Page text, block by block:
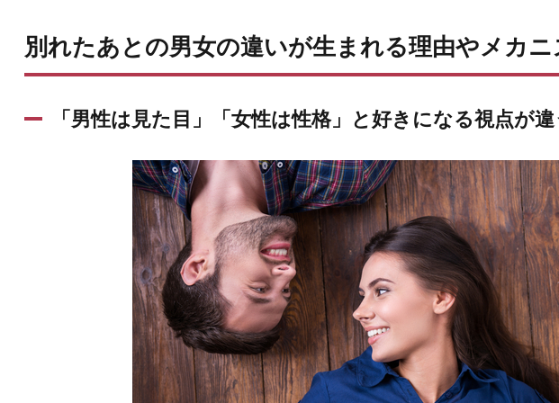
別れたあとの男女の違いが生まれる理由やメカ
「男性は見た目」「女性は性格」と好きになる視点が